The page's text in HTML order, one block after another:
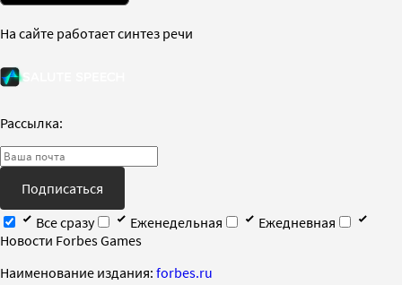
На сайте работает синтез речи
Рассылка:
Подписаться
Все сразу
Еженедельная
Ежедневная
Новости Forbes Games
Наименование издания: forbes.ru